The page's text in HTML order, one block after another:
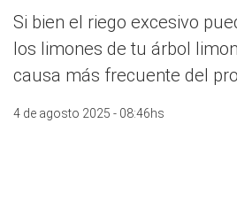
Si bien el riego excesivo
los limones de tu árbol
causa más frecuente del
4 de agosto 2025 - 08:46hs